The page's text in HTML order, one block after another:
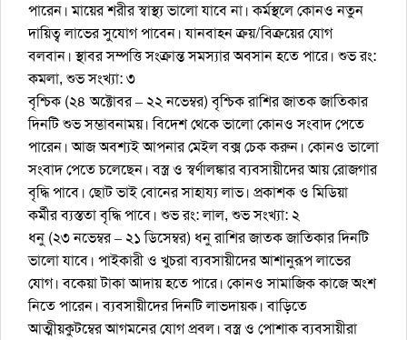
পারেন। মায়ের শরীর স্বাস্থ্য ভালো যাবে না। কর্মস্থলে কোনও নতুন
দায়িত্ব লাভের সুযোগ পাবেন। যানবাহন ক্রয়/বিক্রয়ের যোগ
বলবান। স্থাবর সম্পত্তি সংক্রান্ত সমস্যার অবসান হতে পারে। শুভ রং:
কমলা, শুভ সংখ্যা: ৩
বৃশ্চিক (২৪ অক্টোবর – ২২ নভেম্বর) বৃশ্চিক রাশির জাতক জাতিকার
দিনটি শুভ সম্ভাবনাময়। বিদেশ থেকে ভালো কোনও সংবাদ পেতে
পারেন। আজ অবশ্যই আপনার মেইল বক্স চেক করুন। কোনও ভালো
সংবাদ পেতে চলেছেন। বস্ত্র ও স্বর্ণালঙ্কার ব্যবসায়ীদের আয় রোজগার
বৃদ্ধি পাবে। ছোট ভাই বোনের সাহায্য লাভ। প্রকাশক ও মিডিয়া
কর্মীর ব্যস্ততা বৃদ্ধি পাবে। শুভ রং: লাল, শুভ সংখ্যা: ২
ধনু (২৩ নভেম্বর – ২১ ডিসেম্বর) ধনু রাশির জাতক জাতিকার দিনটি
ভালো যাবে। পাইকারী ও খুচরা ব্যবসায়ীদের আশানুরূপ লাভের
যোগ। বকেয়া টাকা আদায় হতে পারে। কোনও সামাজিক কাজে অংশ
নিতে পারেন। ব্যবসায়ীদের দিনটি লাভদায়ক। বাড়িতে
আত্মীয়কুটম্বের আগমনের যোগ প্রবল। বস্ত্র ও পোশাক ব্যবসায়ীরা